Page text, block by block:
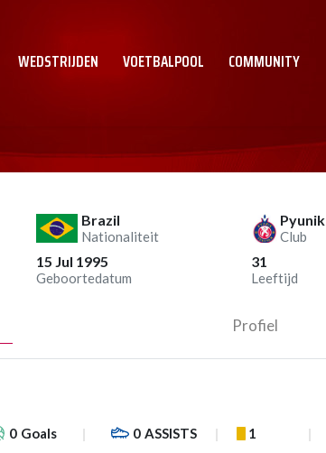
WEDSTRIJDEN VOETBALPOOL COMMUNITY
Brazil
Nationaliteit
Pyunik
Club
15 Jul 1995
Geboortedatum
31
Leeftijd
Profiel
0 Goals 0 ASSISTS 1